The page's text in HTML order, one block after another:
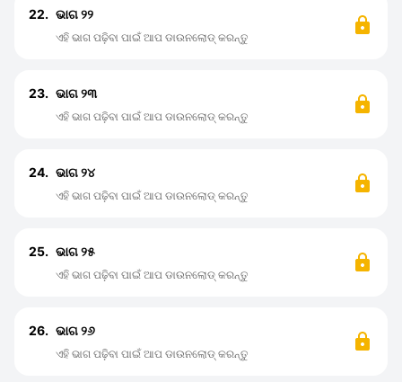
22. ଭାଗ ୨୨
ଏହି ଭାଗ ପଢ଼ିବା ପାଇଁ ଆପ ଡାଉନଲୋଡ୍ କରନ୍ତୁ
23. ଭାଗ ୨୩
ଏହି ଭାଗ ପଢ଼ିବା ପାଇଁ ଆପ ଡାଉନଲୋଡ୍ କରନ୍ତୁ
24. ଭାଗ ୨୪
ଏହି ଭାଗ ପଢ଼ିବା ପାଇଁ ଆପ ଡାଉନଲୋଡ୍ କରନ୍ତୁ
25. ଭାଗ ୨୫
ଏହି ଭାଗ ପଢ଼ିବା ପାଇଁ ଆପ ଡାଉନଲୋଡ୍ କରନ୍ତୁ
26. ଭାଗ ୨୬
ଏହି ଭାଗ ପଢ଼ିବା ପାଇଁ ଆପ ଡାଉନଲୋଡ୍ କରନ୍ତୁ